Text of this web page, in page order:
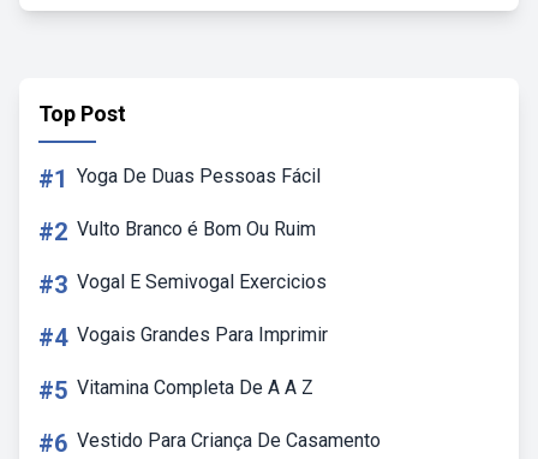
Top Post
#1 Yoga De Duas Pessoas Fácil
#2 Vulto Branco é Bom Ou Ruim
#3 Vogal E Semivogal Exercicios
#4 Vogais Grandes Para Imprimir
#5 Vitamina Completa De A A Z
#6 Vestido Para Criança De Casamento